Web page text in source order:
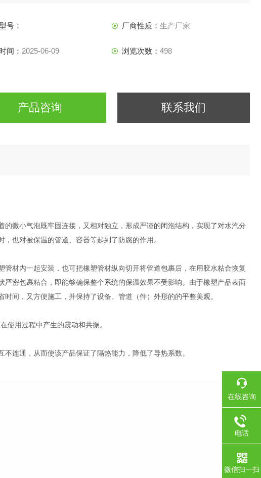
号： 厂商性质： 生产厂家
间： 2025-06-09 浏览次数： 498
产品咨询 联系我们
小气泡既牢固连接，又相对独立，形成严谨的闭泡结构，实现了对水汽分
也对被保温的管道、容器等起到了防腐的作用。
内一起安装，也可把橡塑管材纵向切开将管道包裹后，在用胶水粘合恢复
密包裹粘合，即能够确保整个系统的保温效果不受影响。由于橡塑产品表面
间，又方便施工，并保持了设备、管道（件）外形的的平整美观。
用过程中产生的震动和共振。
通，从而使该产品保证了隔热能力，降低了导热系数。
在线咨询
电话
微信扫一扫